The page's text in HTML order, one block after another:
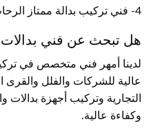
4- فني تركيب بدالة ممتاز الرحاب
هل تبحث عن فني
لدينا أمهر فني متخصص في
عالية للشركات والفلل
التجارية وتركيب أجهزة بدالات
وكفاءة عالية.